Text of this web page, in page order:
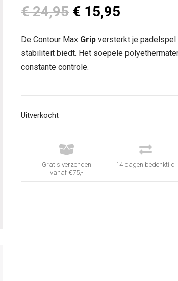
€24,95 Oorspronkelijke
prijs
was:
€ 24,95.
€ 15,95
is:
€ 15,95.
De Contour Max Grip versterkt je padelspel
stabiliteit biedt. Het soepele
constante controle.
Uitverkocht

Gratis verzenden
vanaf €75,-

14 dagen bedenktijd